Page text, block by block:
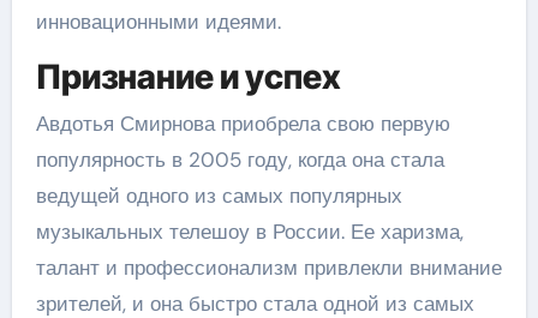
инновационными идеями.
Признание и успех
Авдотья Смирнова приобрела свою первую
популярность в 2005 году, когда она стала
ведущей одного из самых популярных
музыкальных телешоу в России. Ее харизма,
талант и профессионализм привлекли внимание
зрителей, и она быстро стала одной из самых